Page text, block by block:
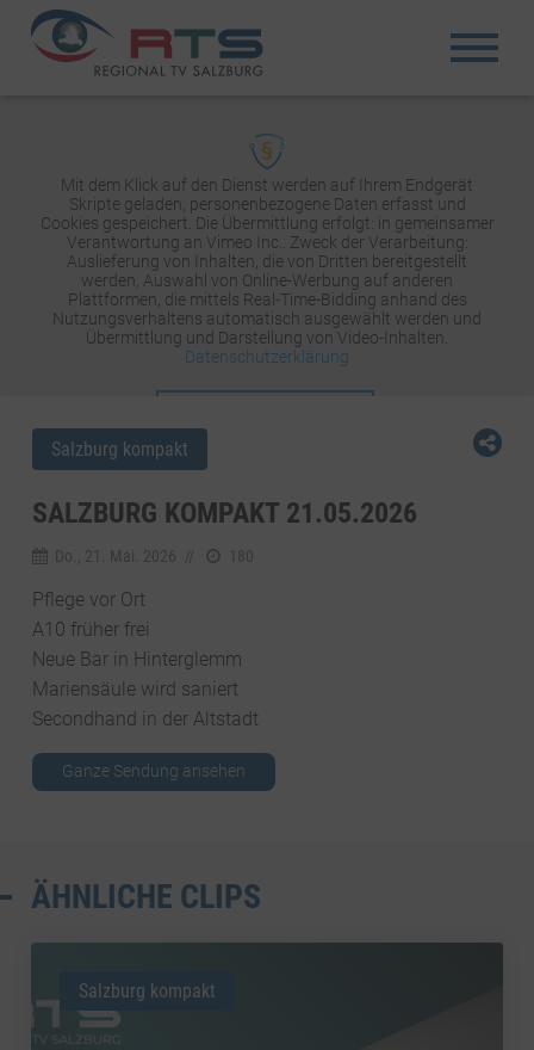
Mit dem Klick auf den Dienst werden auf Ihrem Endgerät
Skripte geladen, personenbezogene Daten erfasst und
Cookies gespeichert. Die Übermittlung erfolgt: in gemeinsamer
Verantwortung an Vimeo Inc.. Zweck der Verarbeitung:
Auslieferung von Inhalten, die von Dritten bereitgestellt
werden, Auswahl von Online-Werbung auf anderen
Plattformen, die mittels Real-Time-Bidding anhand des
Nutzungsverhaltens automatisch ausgewählt werden und
Übermittlung und Darstellung von Video-Inhalten.
Datenschutzerklärung
Salzburg kompakt
SALZBURG KOMPAKT 21.05.2026
Do., 21. Mai. 2026 180
Pflege vor Ort
A10 früher frei
Neue Bar in Hinterglemm
Mariensäule wird saniert
Secondhand in der Altstadt
Ganze Sendung ansehen
ÄHNLICHE CLIPS
Salzburg kompakt